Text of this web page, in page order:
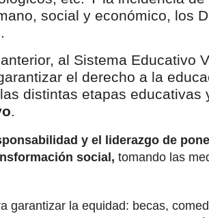
social y económico, los
al Sistema Educativo
el derecho a la
distintas etapas educativas
.
y el liderazgo de
social, tomando las
garantizar la equidad: becas,